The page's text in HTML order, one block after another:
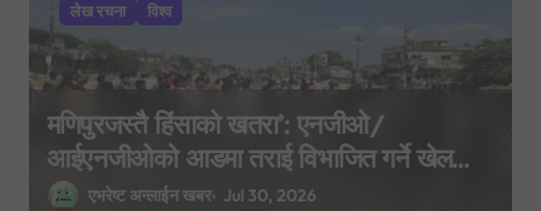
लेख रचना
विश्व
मणिपुरजस्तै हिंसाको खतरा’: एनजीओ/
आईएनजीओको आडमा तराई विभाजित गर्ने खेल
भइरहेको सशस्त्रको निष्कर्ष
एभरेष्ट अन्लाईन खबर Jul 30, 2026